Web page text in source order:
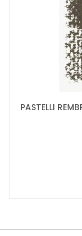
PASTELLI